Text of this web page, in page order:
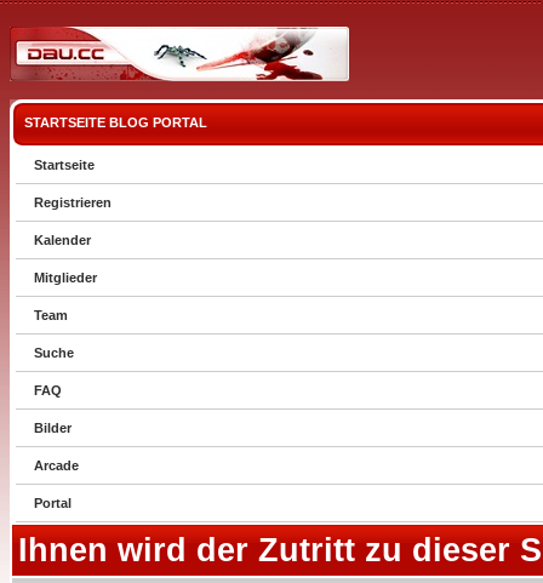
STARTSEITE BLOG PORTAL
Startseite
Registrieren
Kalender
Mitglieder
Team
Suche
FAQ
Bilder
Arcade
Portal
Ihnen wird der Zutritt zu dieser